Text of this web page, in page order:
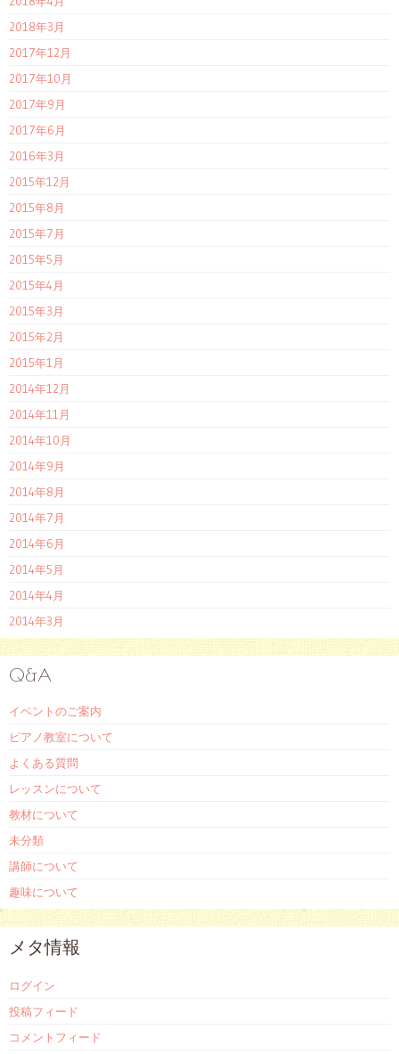
2018年3月
2017年12月
2017年10月
2017年9月
2017年6月
2016年3月
2015年12月
2015年8月
2015年7月
2015年5月
2015年4月
2015年3月
2015年2月
2015年1月
2014年12月
2014年11月
2014年10月
2014年9月
2014年8月
2014年7月
2014年6月
2014年5月
2014年4月
2014年3月
Q&A
イベントのご案内
ピアノ教室について
よくある質問
レッスンについて
教材について
未分類
講師について
趣味について
メタ情報
ログイン
投稿フィード
コメントフィード